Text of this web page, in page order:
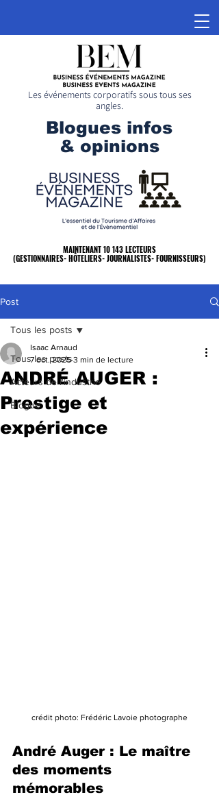
Les événements corporatifs sous tous ses
angles.
Blogues infos
& opinions
MAINTENANT 10 143 LECTEURS
(GESTIONNAIRES- HÔTELIERS- JOURNALISTES- FOURNISSEURS)
MAINTENANT 10 143 LECTEURS
(GESTIONNAIRES- HÔTELIERS- JOURNALISTES- FOURNISSEURS)
Post
Tous les posts
Acteurs de l'industrie
Blogue
Tous les posts
ANDRÉ AUGER :
Prestige et
expérience
Isaac Arnaud
7 oct. 2025 3 min de lecture
crédit photo: Frédéric Lavoie photographe
André Auger : Le maître
des moments
mémorables